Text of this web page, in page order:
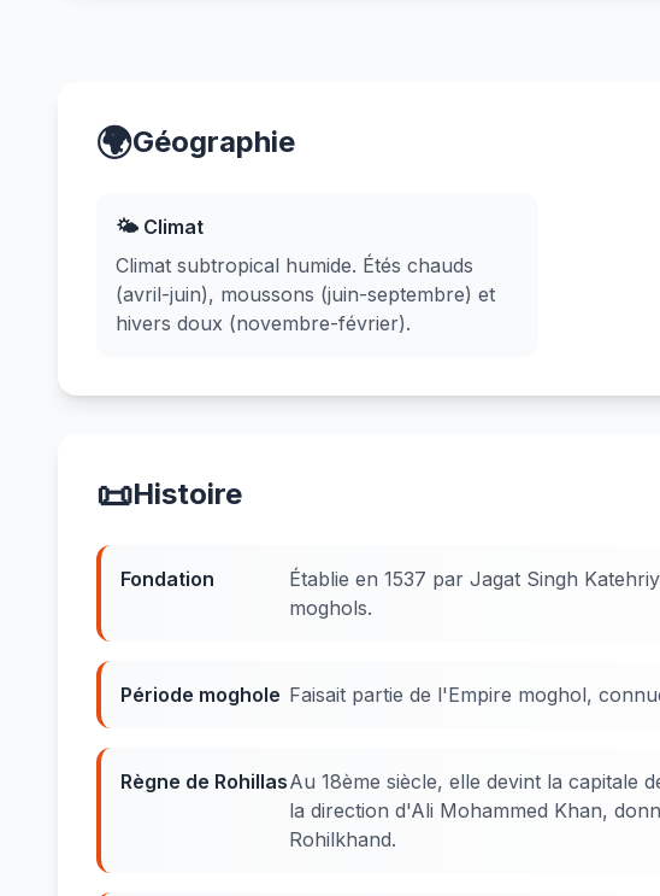
🌍Géographie
🌤️ Climat
Climat subtropical humide. Étés chauds
(avril-juin), moussons (juin-septembre) et
hivers doux (novembre-février).
📜Histoire
Fondation
Établie en 1537 par Jagat Singh
moghols.
Période moghole Faisait partie de l'Empire moghol,
Règne de RohillasAu 18ème siècle, elle devint la capitale
la direction d'Ali Mohammed Khan,
Rohilkhand.